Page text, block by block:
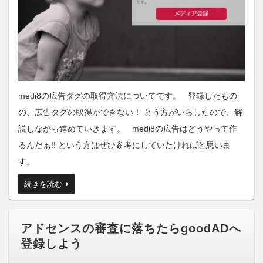
medi8の広告タグの取得方法についてです。 登録したもの
の、広告タグの取得ができない！ とう方がいらしたので、解
説しながら進めていきます。 medi8の広告はどうやって作
るんだぁ!! という方はぜひ参考にしていたければと思いま
す。
続きを読む
アドセンスの審査に落ちたらgoodADへ
登録しよう